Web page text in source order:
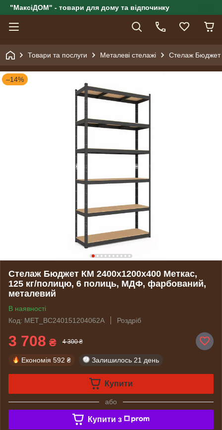
"МаксіДОМ" - товари для дому та відпочинку
Товари та послуги Металеві стелажі Стелаж Бюджет
–14%
Стелаж Бюджет КМ 2400х1200х400 Меткас,
125 кг/полицю, 6 полиць, МДФ, фарбований,
металевий
В наявності
Код: MET_BC240151204062A
Роздріб
3 708 ₴ 4 300 ₴
Економія 592 ₴ Залишилось 21 день
Купити
або
Купити з